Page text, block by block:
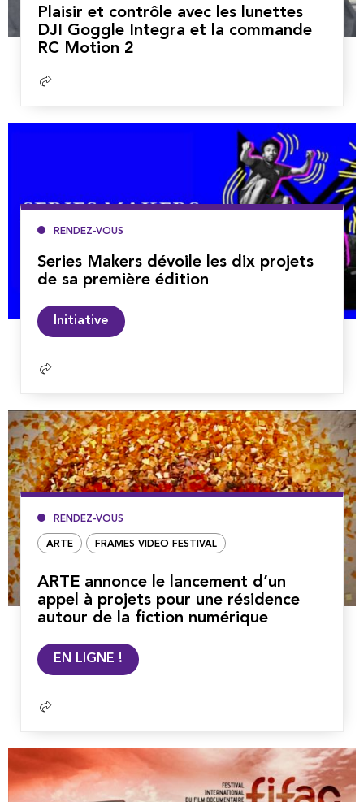
Plaisir et contrôle avec les lunettes
DJI Goggle Integra et la commande
RC Motion 2
Lire
RENDEZ-VOUS
Series Makers dévoile les dix projets
de sa première édition
Initiative
RENDEZ-VOUS
ARTE FRAMES VIDEO FESTIVAL
ARTE annonce le lancement d’un
appel à projets pour une résidence
autour de la fiction numérique
EN LIGNE !